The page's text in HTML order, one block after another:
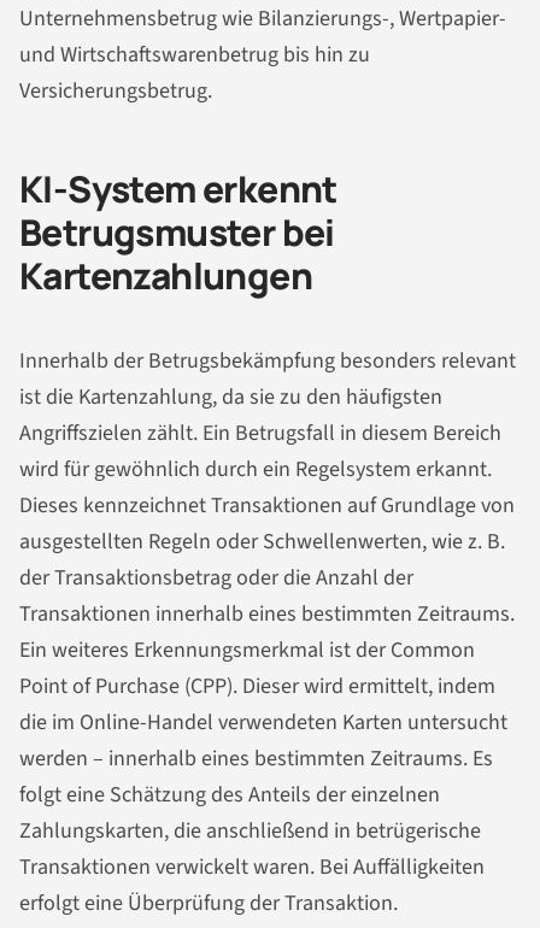
Unternehmensbetrug wie Bilanzierungs-, Wertpapier-
und Wirtschaftswarenbetrug bis hin zu
Versicherungsbetrug.
KI-System erkennt
Betrugsmuster bei
Kartenzahlungen
Innerhalb der Betrugsbekämpfung besonders relevant
ist die Kartenzahlung, da sie zu den häufigsten
Angriffszielen zählt. Ein Betrugsfall in diesem Bereich
wird für gewöhnlich durch ein Regelsystem erkannt.
Dieses kennzeichnet Transaktionen auf Grundlage von
ausgestellten Regeln oder Schwellenwerten, wie z. B.
der Transaktionsbetrag oder die Anzahl der
Transaktionen innerhalb eines bestimmten Zeitraums.
Ein weiteres Erkennungsmerkmal ist der Common
Point of Purchase (CPP). Dieser wird ermittelt, indem
die im Online-Handel verwendeten Karten untersucht
werden – innerhalb eines bestimmten Zeitraums. Es
folgt eine Schätzung des Anteils der einzelnen
Zahlungskarten, die anschließend in betrügerische
Transaktionen verwickelt waren. Bei Auffälligkeiten
erfolgt eine Überprüfung der Transaktion.